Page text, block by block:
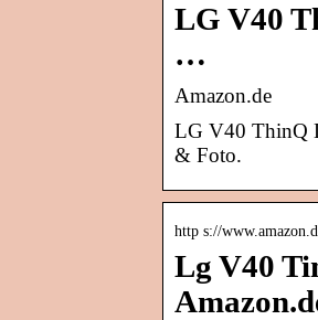
LG V40
…
Amazon.de
LG V40 ThinQ
& Foto.
http s://
Lg V40